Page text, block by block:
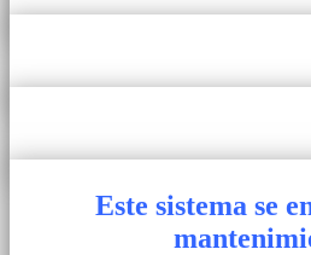
Este sistema se